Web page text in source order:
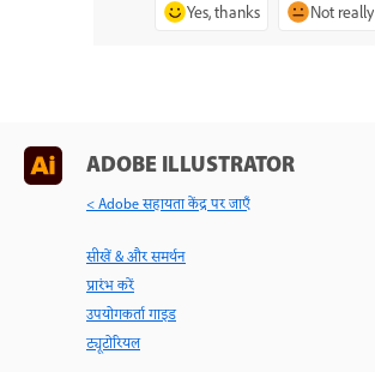
Yes, thanks Not really
ADOBE ILLUSTRATOR
< Adobe सहायता केंद्र पर जाएँ
सीखें & और समर्थन
प्रारंभ करें
उपयोगकर्ता गाइड
ट्यूटोरियल